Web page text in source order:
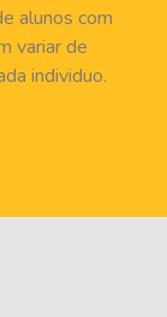
alunos com
variar de
individuo.